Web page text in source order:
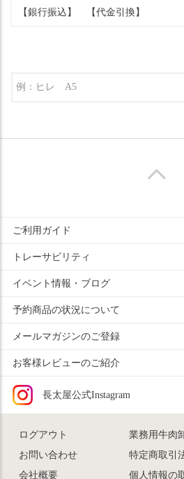
【銀行振込】
【代金引換】
ご利用ガイド
トレーサビリティ
イベント情報・ブログ
予約商品の状況について
メールマガジンのご登録
お客様レビューのご紹介
長太屋公式Instagram
ログアウト
業務用牛肉
お問い合わせ
特定商取引
会社概要
個人情報の